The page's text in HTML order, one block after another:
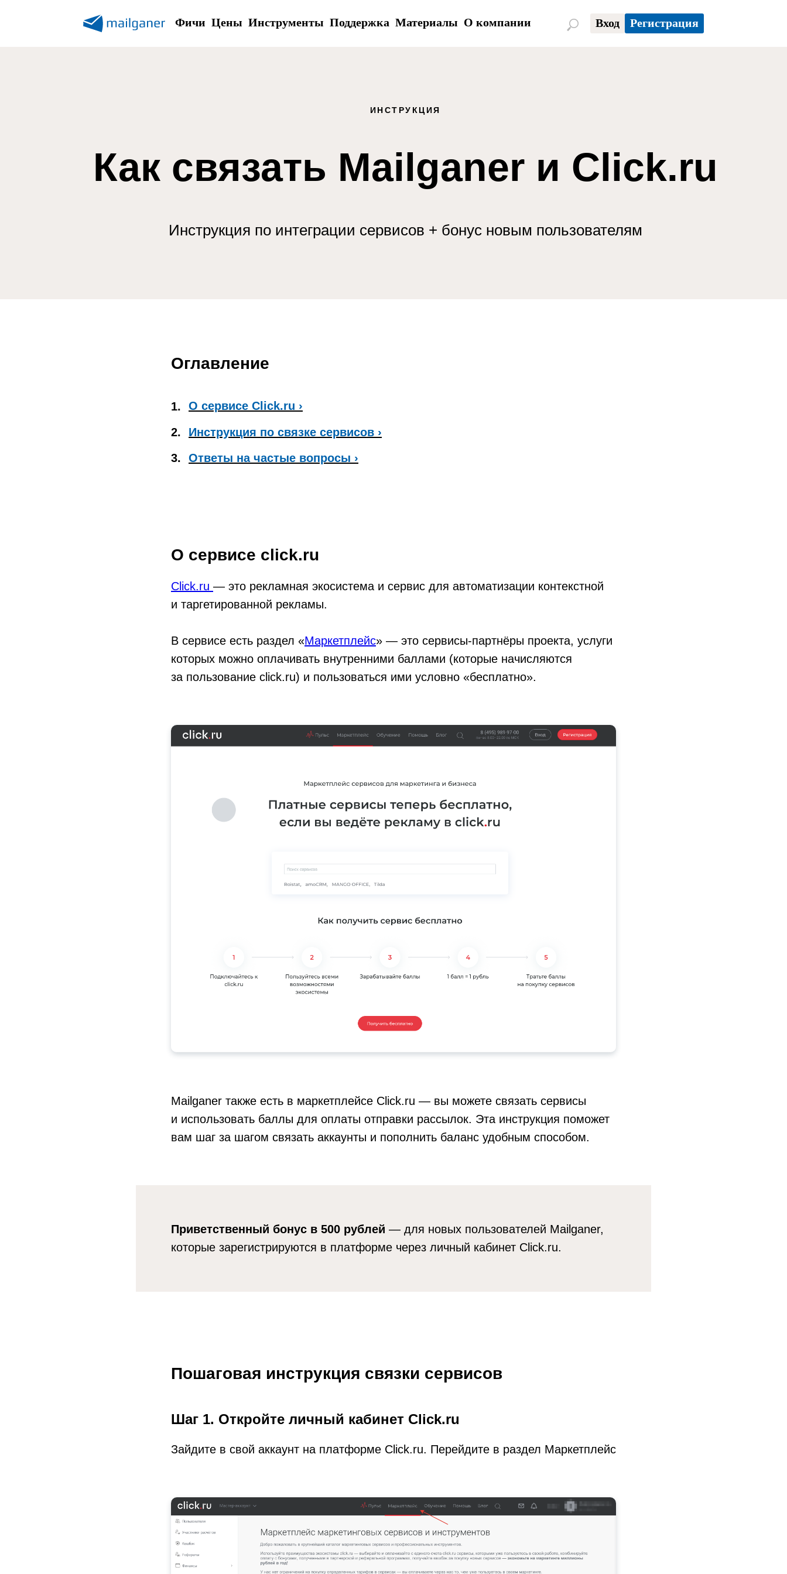
Фичи Цены Инструменты Поддержка Материалы О компании Вход Регистрация
ИНСТРУКЦИЯ
Как связать Mailganer и Click.ru
Инструкция по интеграции сервисов + бонус новым пользователям
Оглавление
1. О сервисе Click.ru ›
2.
Инструкция по связке сервисов ›
3.
Ответы на частые вопросы ›
О сервисе click.ru
Click.ru — это рекламная экосистема и сервис для автоматизации контекстной
и таргетированной рекламы.
В сервисе есть раздел «Маркетплейс» — это сервисы-партнёры проекта, услуги
которых можно оплачивать внутренними баллами (которые начисляются
за пользование click.ru) и пользоваться ими условно «бесплатно».
Mailganer также есть в маркетплейсе Click.ru — вы можете связать сервисы
и использовать баллы для оплаты отправки рассылок. Эта инструкция поможет
вам шаг за шагом связать аккаунты и пополнить баланс удобным способом.
Приветственный бонус в 500 рублей — для новых пользователей Mailganer,
которые зарегистрируются в платформе через личный кабинет Click.ru.
Пошаговая инструкция связки сервисов
Шаг 1. Откройте личный кабинет Click.ru
Зайдите в свой аккаунт на платформе Click.ru. Перейдите в раздел Маркетплейс